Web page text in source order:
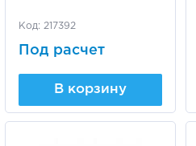
Код: 217392
Под расчет
В корзину